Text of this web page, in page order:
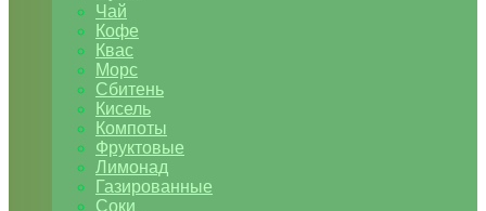
Чай
Кофе
Квас
Морс
Сбитень
Кисель
Компоты
Фруктовые
Лимонад
Газированные
Соки